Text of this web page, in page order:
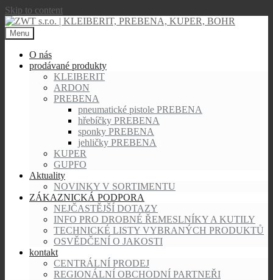
Skip to content
Menu
O nás
prodávané produkty
KLEIBERIT
ARDON
PREBENA
pneumatické pistole PREBENA
hřebíčky PREBENA
sponky PREBENA
jehličky PREBENA
KUPER
GUPFO
Aktuality
NOVINKY V SORTIMENTU
ZÁKAZNICKÁ PODPORA
NEJČASTĚJŠÍ DOTAZY
INFO PRO DROBNÉ ŘEMESLNÍKY A KUTILY
TECHNICKÉ LISTY VYBRANÝCH PRODUKTŮ
OSVĚDČENÍ O JAKOSTI
kontakt
CENTRÁLNÍ PRODEJ
REGIONÁLNÍ OBCHODNÍ PARTNEŘI